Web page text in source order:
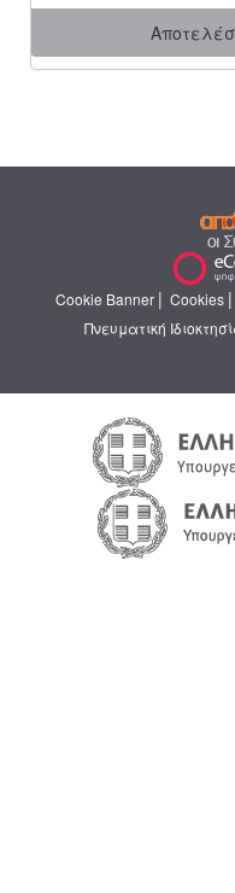
Cookie Banner | Cookies |
Πνευματική